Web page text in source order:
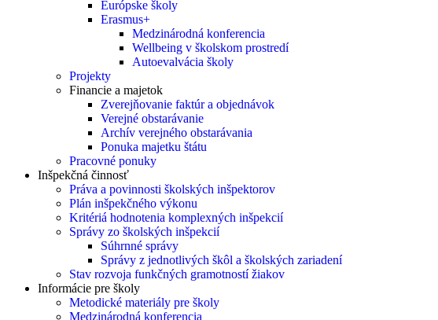
Európske školy
Erasmus+
Medzinárodná konferencia
Wellbeing v školskom prostredí
Autoevalvácia školy
Projekty
Financie a majetok
Zverejňovanie faktúr a objednávok
Verejné obstarávanie
Archív verejného obstarávania
Ponuka majetku štátu
Pracovné ponuky
Inšpekčná činnosť
Práva a povinnosti školských inšpektorov
Plán inšpekčného výkonu
Kritériá hodnotenia komplexných inšpekcií
Správy zo školských inšpekcií
Súhrnné správy
Správy z jednotlivých škôl a školských zariadení
Stav rozvoja funkčných gramotností žiakov
Informácie pre školy
Metodické materiály pre školy
Medzinárodná konferencia